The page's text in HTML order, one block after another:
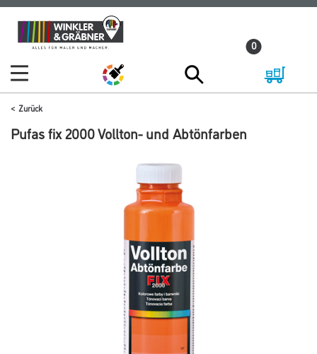
Zum
Inhalt
Zum
Navigationsmenü
0
Zurück
Pufas fix 2000 Vollton- und Abtönfarben